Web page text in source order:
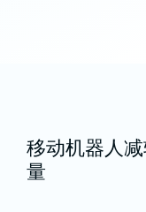
移动机器人
量